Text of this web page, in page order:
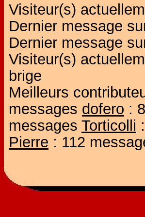
Visiteur(s)
Dernier message
Dernier message
Visiteur(s)
brige
Meilleurs
messages dofero :
messages Torticolli
Pierre : 112